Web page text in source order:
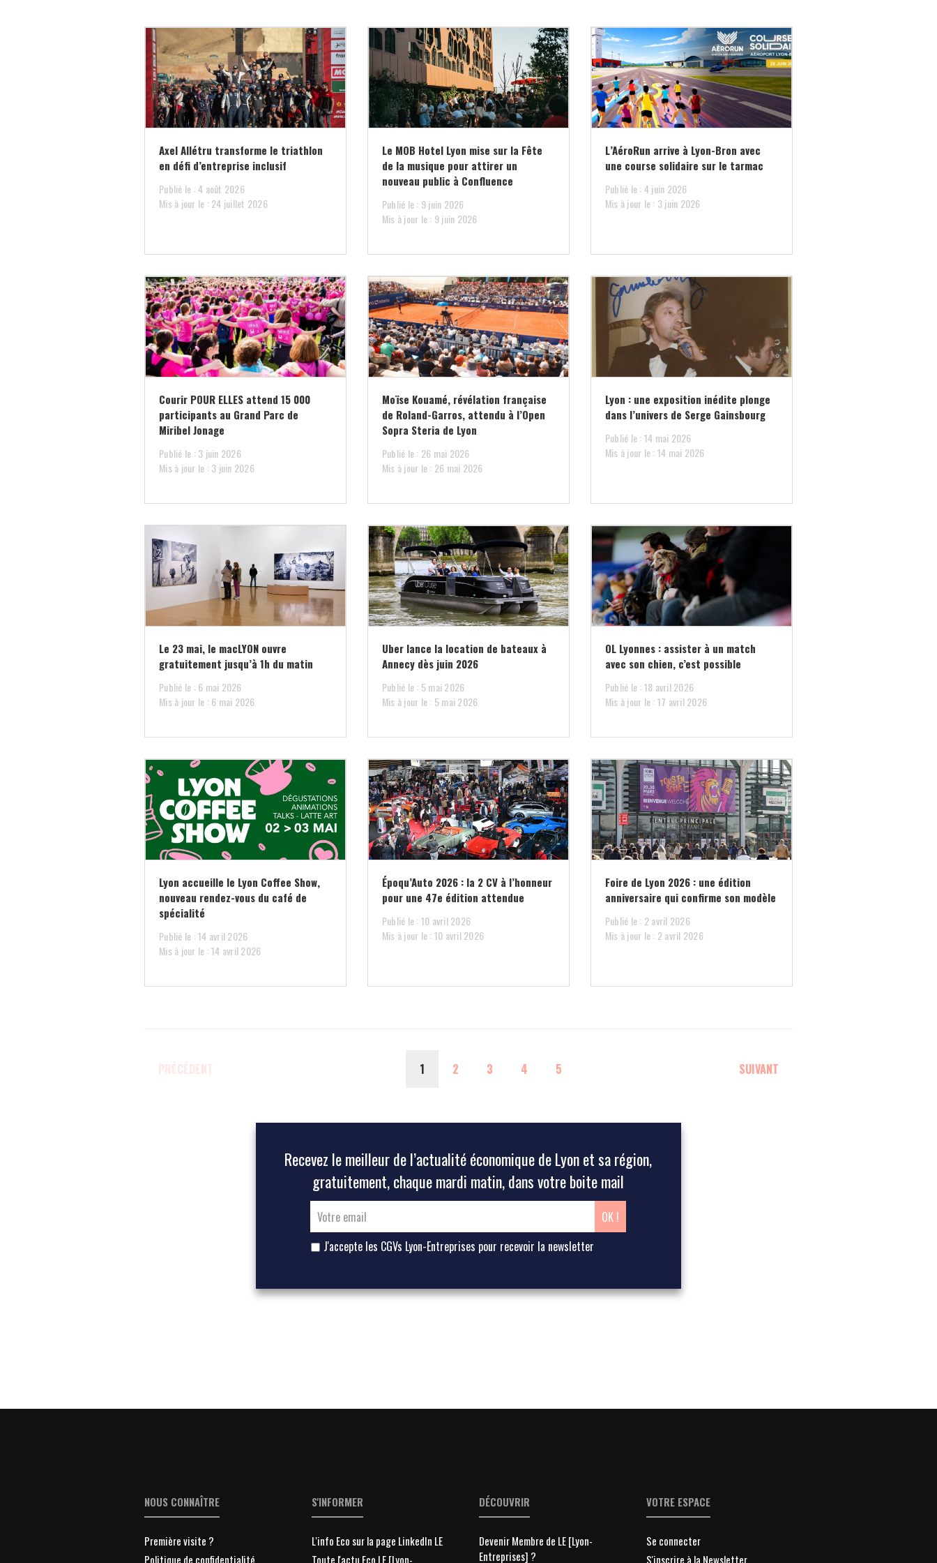
Axel Allétru transforme le triathlon
en défi d’entreprise inclusif
Publié le : 4 août 2026
Mis à jour le : 24 juillet 2026
Le MOB Hotel Lyon mise sur la Fête
de la musique pour attirer un
nouveau public à Confluence
Publié le : 9 juin 2026
Mis à jour le : 9 juin 2026
L’AéroRun arrive à Lyon-Bron avec
une course solidaire sur le tarmac
Publié le : 4 juin 2026
Mis à jour le : 3 juin 2026
Courir POUR ELLES attend 15 000
participants au Grand Parc de
Miribel Jonage
Publié le : 3 juin 2026
Mis à jour le : 3 juin 2026
Moïse Kouamé, révélation française
de Roland-Garros, attendu à l’Open
Sopra Steria de Lyon
Publié le : 26 mai 2026
Mis à jour le : 26 mai 2026
Lyon : une exposition inédite plonge
dans l’univers de Serge Gainsbourg
Publié le : 14 mai 2026
Mis à jour le : 14 mai 2026
Le 23 mai, le macLYON ouvre
gratuitement jusqu’à 1h du matin
Publié le : 6 mai 2026
Mis à jour le : 6 mai 2026
Uber lance la location de bateaux à
Annecy dès juin 2026
Publié le : 5 mai 2026
Mis à jour le : 5 mai 2026
OL Lyonnes : assister à un match
avec son chien, c’est possible
Publié le : 18 avril 2026
Mis à jour le : 17 avril 2026
Lyon accueille le Lyon Coffee Show,
nouveau rendez-vous du café de
spécialité
Publié le : 14 avril 2026
Mis à jour le : 14 avril 2026
Époqu’Auto 2026 : la 2 CV à l’honneur
pour une 47e édition attendue
Publié le : 10 avril 2026
Mis à jour le : 10 avril 2026
Foire de Lyon 2026 : une édition
anniversaire qui confirme son modèle
Publié le : 2 avril 2026
Mis à jour le : 2 avril 2026
PRÉCÉDENT 1 (CURRENT)
2 3 4 5 SUIVANT
Recevez le meilleur de l’actualité économique de Lyon et sa région,
gratuitement, chaque mardi matin, dans votre boite mail
J'accepte les CGVs Lyon-Entreprises pour recevoir la newsletter
NOUS CONNAÎTRE
Première visite ?
Politique de confidentialité
S'INFORMER
L'info Eco sur la page LinkedIn LE
Toute l'actu Eco LE [Lyon-
DÉCOUVRIR
Devenir Membre de LE [Lyon-
Entreprises] ?
VOTRE ESPACE
Se connecter
S'inscrire à la Newsletter